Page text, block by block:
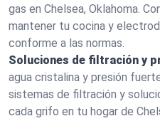
gas en Chelsea, Oklahoma.
mantener tu cocina y
conforme a las normas.
Soluciones de filtración y
agua cristalina y presión
sistemas de filtración y
cada grifo en tu hogar de